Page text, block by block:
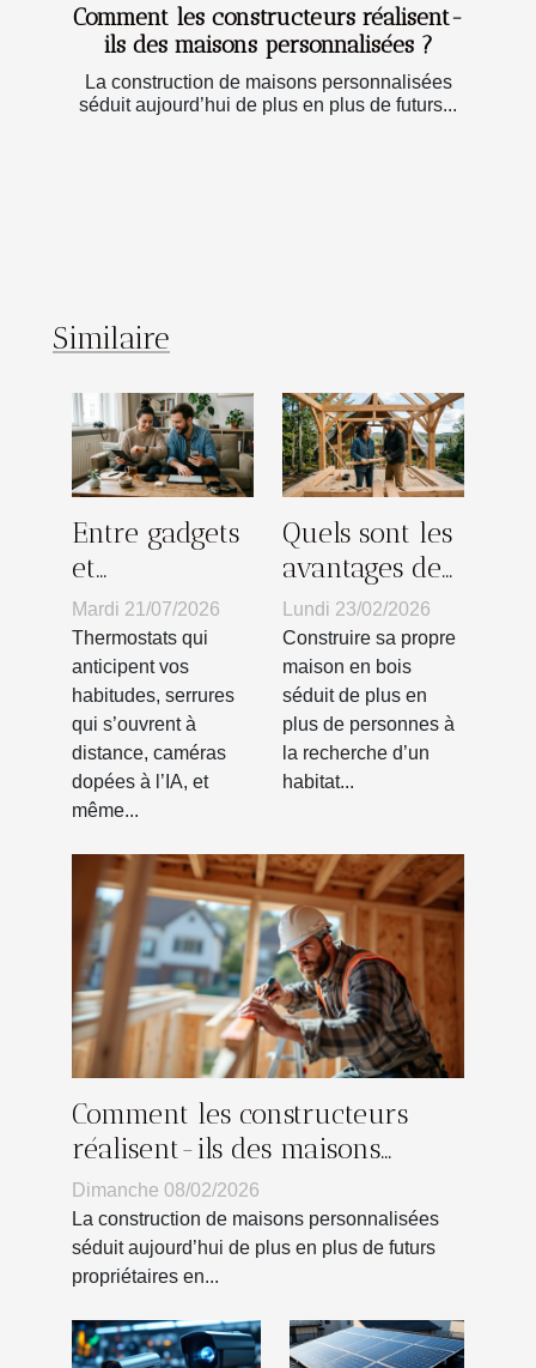
Comment les constructeurs réalisent-
ils des maisons personnalisées ?
La construction de maisons personnalisées
séduit aujourd’hui de plus en plus de futurs...
Similaire
Entre gadgets
et
équipements
essentiels :
jusqu’où
suivre la
tendance
connectée ?
Mardi 21/07/2026
Thermostats qui
anticipent vos
habitudes, serrures
qui s’ouvrent à
distance, caméras
dopées à l’IA, et
même...
Quels sont les
avantages de
construire sa
propre maison
en bois ?
Lundi 23/02/2026
Construire sa propre
maison en bois
séduit de plus en
plus de personnes à
la recherche d’un
habitat...
Comment les constructeurs
réalisent-ils des maisons
personnalisées ?
Dimanche 08/02/2026
La construction de maisons personnalisées
séduit aujourd’hui de plus en plus de futurs
propriétaires en...